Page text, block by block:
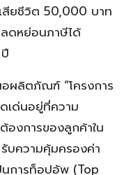
ยชีวิต 50,000 บาท
ดหย่อนภาษีได้
ผลิตภัณฑ์ “โครงการ
เด่นอยู่ที่ความ
งการของลูกค้าใน
บความคุ้มครองค่า
นการท็อปอัพ (Top